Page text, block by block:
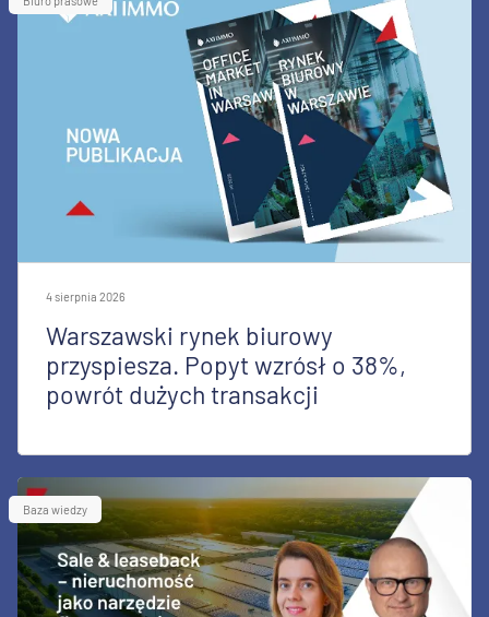
4 sierpnia 2026
Warszawski rynek biurowy
przyspiesza. Popyt wzrósł o 38%,
powrót dużych transakcji
Baza wiedzy